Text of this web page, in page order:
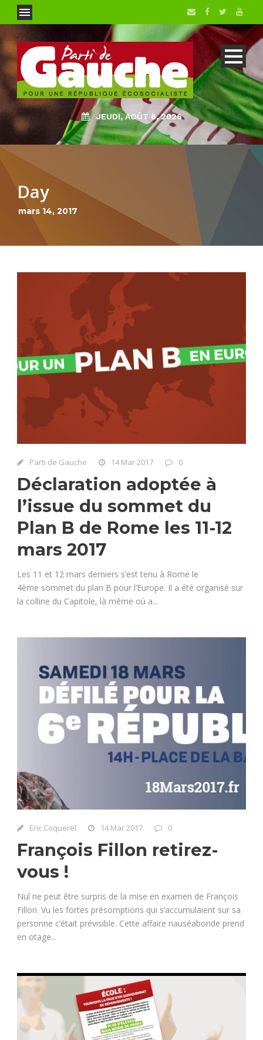
JEUDI, AOÛT 6, 2026
Day
mars 14, 2017
Parti de Gauche 14 Mar 2017 0
Déclaration adoptée à
l’issue du sommet du
Plan B de Rome les 11-12
mars 2017
Les 11 et 12 mars derniers s’est tenu à Rome le
4ème sommet du plan B pour l’Europe. Il a été organisé sur
la colline du Capitole, là même où a...
Eric Coquerel 14 Mar 2017 0
François Fillon retirez-
vous !
Nul ne peut être surpris de la mise en examen de François
Fillon. Vu les fortes présomptions qui s’accumulaient sur sa
personne c’était prévisible. Cette affaire nauséabonde prend
en otage...